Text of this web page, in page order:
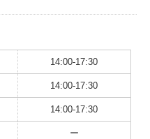
14:00-17:30
14:00-17:30
14:00-17:30
ー